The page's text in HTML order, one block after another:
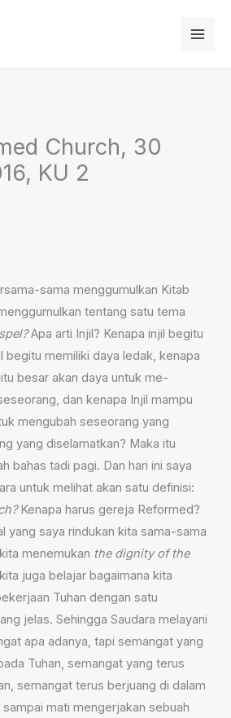
Church, 30
KU 2
sama menggumulkan Kitab
tentang satu tema
Apa arti Injil? Kenapa injil begitu
begitu memiliki daya ledak, kenapa
besar akan daya untuk me-
dan kenapa Injil mampu
mengubah seseorang yang
yang diselamatkan? Maka itu
bahas tadi pagi. Dan hari ini saya
untuk melihat akan satu definisi:
Kenapa harus gereja Reformed?
yang saya rindukan kita sama-sama
menemukan the dignity of the
juga belajar bagaimana kita
Tuhan dengan satu
jelas. Sehingga Saudara melayani
apa adanya, tapi semangat yang
Tuhan, semangat yang terus
semangat terus berjuang di dalam
mati mengerjakan sebuah